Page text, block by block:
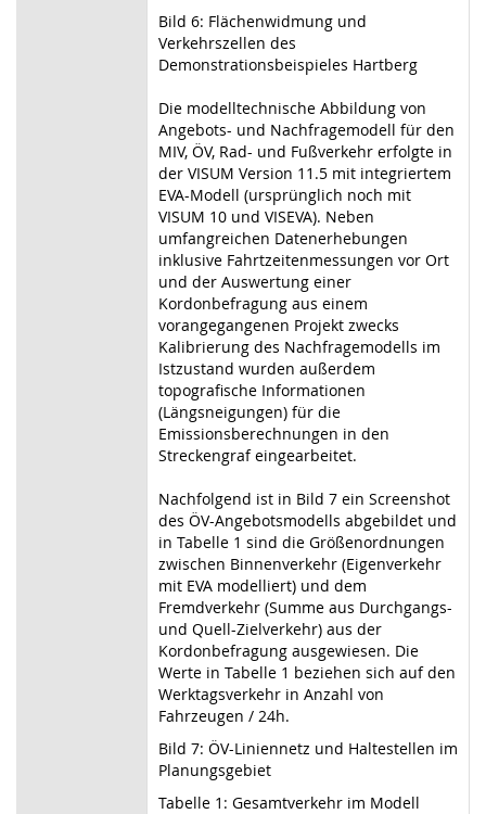
Bild 6: Flächenwidmung und
Verkehrszellen des
Demonstrationsbeispieles Hartberg
Die modelltechnische Abbildung von
Angebots- und Nachfragemodell für den
MIV, ÖV, Rad- und Fußverkehr erfolgte in
der VISUM Version 11.5 mit integriertem
EVA-Modell (ursprünglich noch mit
VISUM 10 und VISEVA). Neben
umfangreichen Datenerhebungen
inklusive Fahrtzeitenmessungen vor Ort
und der Auswertung einer
Kordonbefragung aus einem
vorangegangenen Projekt zwecks
Kalibrierung des Nachfragemodells im
Istzustand wurden außerdem
topografische Informationen
(Längsneigungen) für die
Emissionsberechnungen in den
Streckengraf eingearbeitet.
Nachfolgend ist in Bild 7 ein Screenshot
des ÖV-Angebotsmodells abgebildet und
in Tabelle 1 sind die Größenordnungen
zwischen Binnenverkehr (Eigenverkehr
mit EVA modelliert) und dem
Fremdverkehr (Summe aus Durchgangs-
und Quell-Zielverkehr) aus der
Kordonbefragung ausgewiesen. Die
Werte in Tabelle 1 beziehen sich auf den
Werktagsverkehr in Anzahl von
Fahrzeugen / 24h.
Bild 7: ÖV-Liniennetz und Haltestellen im
Planungsgebiet
Tabelle 1: Gesamtverkehr im Modell